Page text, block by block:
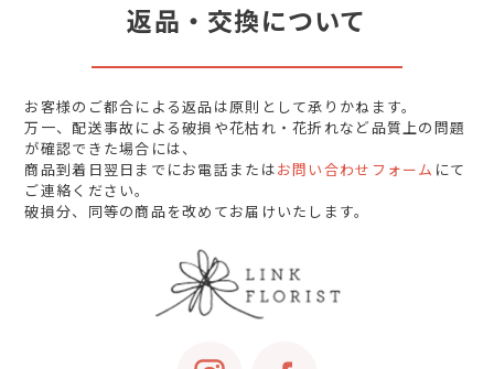
返品・交換について
お客様のご都合による返品は原則として承りかねます。
万一、配送事故による破損や花枯れ・花折れなど品質上の問題
が確認できた場合には、
商品到着日翌日までにお電話またはお問い合わせフォーム にて
ご連絡ください。
破損分、同等の商品を改めてお届けいたします。